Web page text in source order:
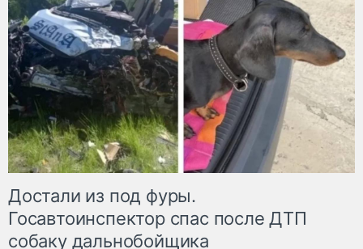
Достали из под фуры.
Госавтоинспектор спас после ДТП
собаку дальнобойщика